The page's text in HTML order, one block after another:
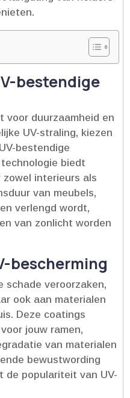
bestendige
voor duurzaamheid en
UV-straling, kiezen
bestendige
biedt
zowel interieurs als
van meubels,
verlengd wordt,
van zonlicht worden
bescherming
schade veroorzaken,
ook aan materialen
Deze coatings
jouw ramen,
van materialen
bewustwording
de populariteit van UV-